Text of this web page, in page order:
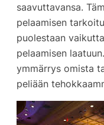
saavuttavansa.
pelaamisen
puolestaan
pelaamisen
ymmärrys omista
peliään